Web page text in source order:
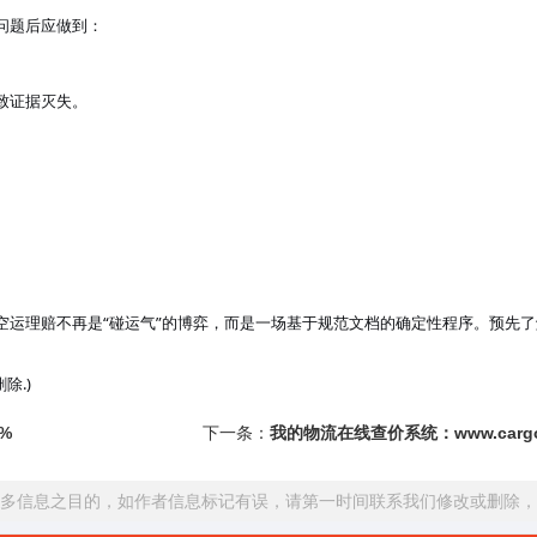
后应做到：
据灭失。
运理赔不再是“碰运气”的博弈，而是一场基于规范文档的确定性程序。预先
除.)
下一条： 我的物流在线查价系统：
信息之目的，如作者信息标记有误，请第一时间联系我们修改或删除